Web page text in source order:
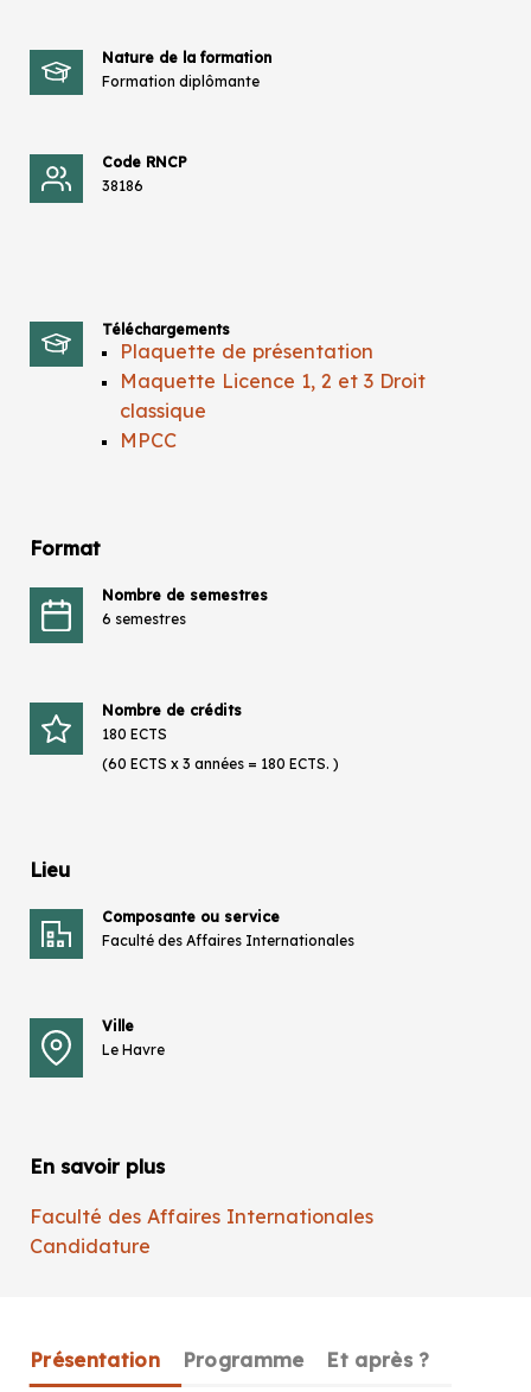
Nature de la formation
Formation diplômante
Code RNCP
38186
Téléchargements
Plaquette de présentation
Maquette Licence 1, 2 et 3 Droit
classique
MPCC
Format
Nombre de semestres
6 semestres
Nombre de crédits
180 ECTS
(60 ECTS x 3 années = 180 ECTS. )
Lieu
Composante ou service
Faculté des Affaires Internationales
Ville
Le Havre
En savoir plus
Faculté des Affaires Internationales
Candidature
Présentation Programme Et après ?